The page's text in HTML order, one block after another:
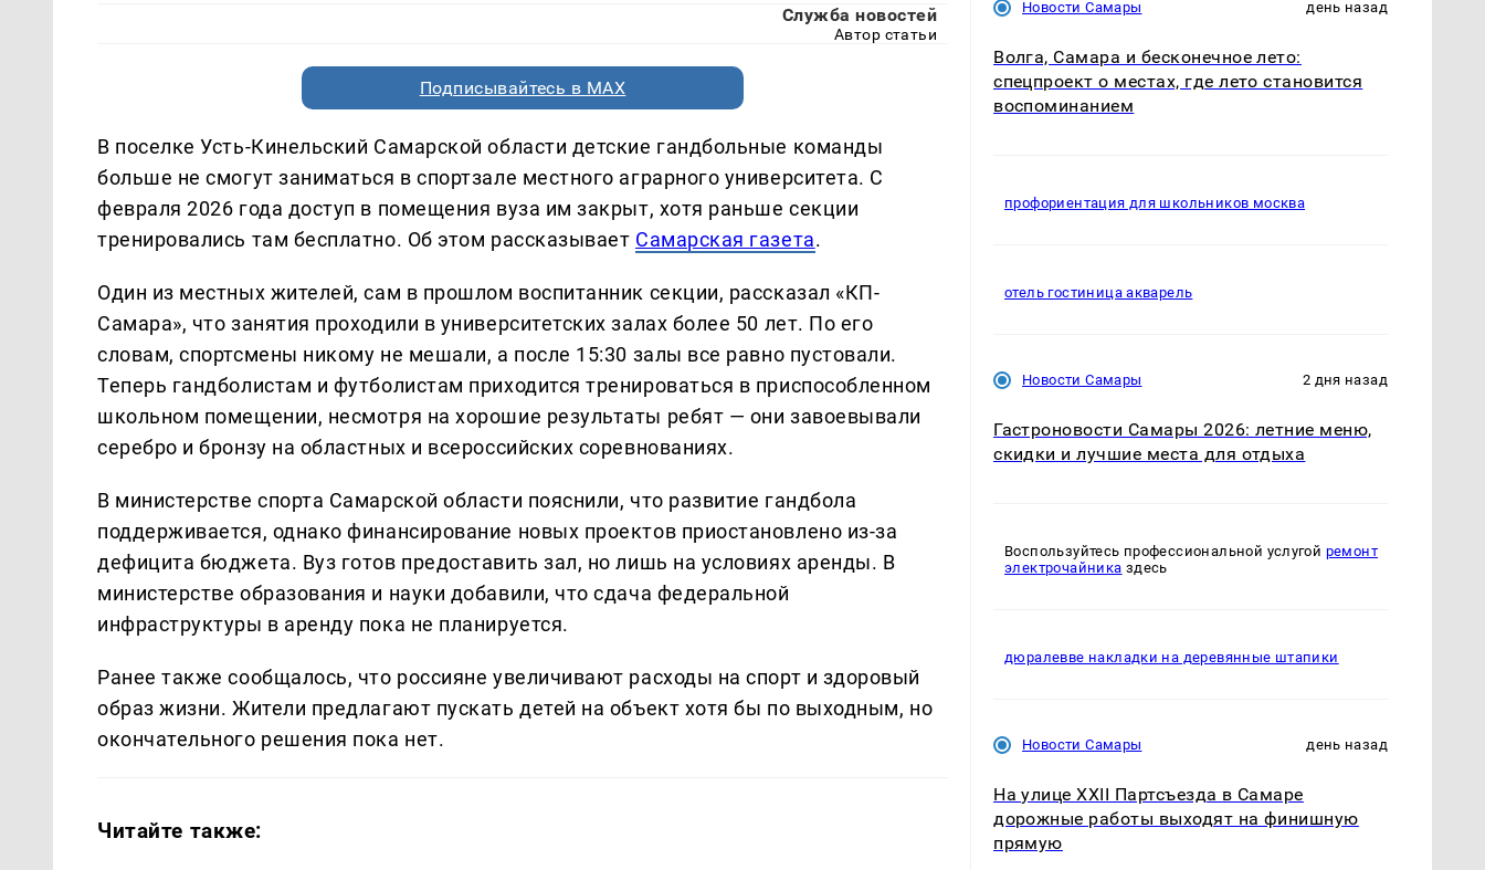
Служба новостей
Автор статьи
Подписывайтесь в MAX
В поселке Усть-Кинельский Самарской области детские гандбольные команды
больше не смогут заниматься в спортзале местного аграрного университета. С
февраля 2026 года доступ в помещения вуза им закрыт, хотя раньше секции
тренировались там бесплатно. Об этом рассказывает Самарская газета.
Один из местных жителей, сам в прошлом воспитанник секции, рассказал «КП-
Самара», что занятия проходили в университетских залах более 50 лет. По его
словам, спортсмены никому не мешали, а после 15:30 залы все равно пустовали.
Теперь гандболистам и футболистам приходится тренироваться в приспособленном
школьном помещении, несмотря на хорошие результаты ребят — они завоевывали
серебро и бронзу на областных и всероссийских соревнованиях.
В министерстве спорта Самарской области пояснили, что развитие гандбола
поддерживается, однако финансирование новых проектов приостановлено из-за
дефицита бюджета. Вуз готов предоставить зал, но лишь на условиях аренды. В
министерстве образования и науки добавили, что сдача федеральной
инфраструктуры в аренду пока не планируется.
Ранее также сообщалось, что россияне увеличивают расходы на спорт и здоровый
образ жизни. Жители предлагают пускать детей на объект хотя бы по выходным, но
окончательного решения пока нет.
Читайте также:
Новости Самары день назад
Волга, Самара и бесконечное лето:
спецпроект о местах, где лето становится
воспоминанием
профориентация для школьников москва
отель гостиница акварель
Новости Самары 2 дня назад
Гастроновости Самары 2026: летние меню,
скидки и лучшие места для отдыха
Воспользуйтесь профессиональной услугой ремонт
электрочайника здесь
дюралевве накладки на деревянные штапики
Новости Самары день назад
На улице XXII Партсъезда в Самаре
дорожные работы выходят на финишную
прямую